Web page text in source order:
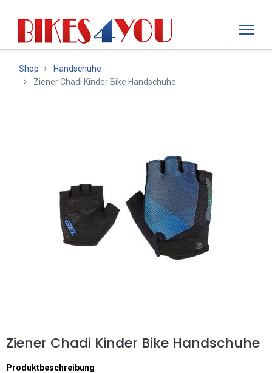
Shop
Handschuhe
Ziener Chadi Kinder Bike Handschuhe
Ziener Chadi Kinder Bike Handschuhe
Produktbeschreibung